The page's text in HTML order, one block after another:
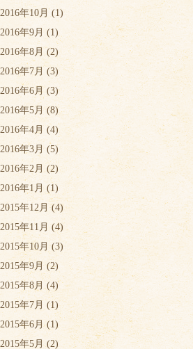
2016年10月 (1)
2016年9月 (1)
2016年8月 (2)
2016年7月 (3)
2016年6月(3)
2016年5月 (8)
2016年4月 (4)
2016年3月 (5)
2016年2月 (2)
2016年1月 (1)
2015年12月 (4)
2015年11月 (4)
2015年10月 (3)
2015年9月(2)
2015年8月 (4)
2015年7月 (1)
2015年6月(1)
2015年5月 (2)